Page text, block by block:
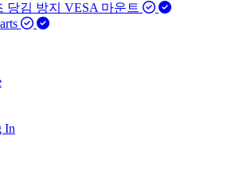
당김 방지 VESA 마운트
In